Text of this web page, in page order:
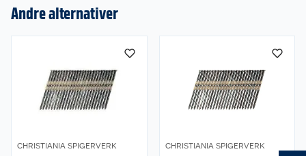
Andre alternativer
CHRISTIANIA SPIGERVERK CHRISTIANIA SPIGERVERK
Butikker
Våre merkevarer